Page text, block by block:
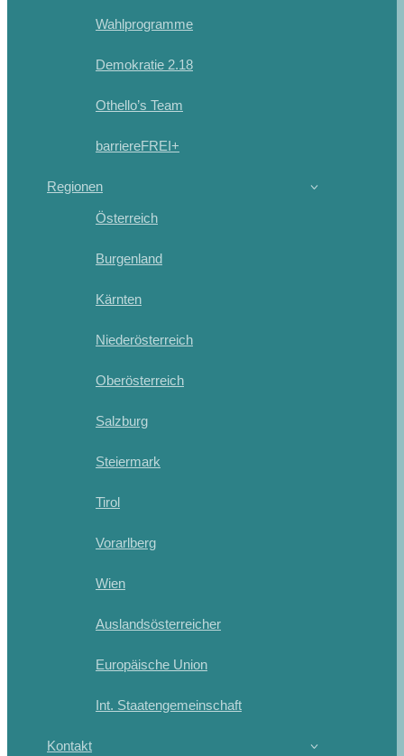
Wahlprogramme
Demokratie 2.18
Othello’s Team
barriereFREI+
Regionen
Österreich
Burgenland
Kärnten
Niederösterreich
Oberösterreich
Salzburg
Steiermark
Tirol
Vorarlberg
Wien
Auslandsösterreicher
Europäische Union
Int. Staatengemeinschaft
Kontakt